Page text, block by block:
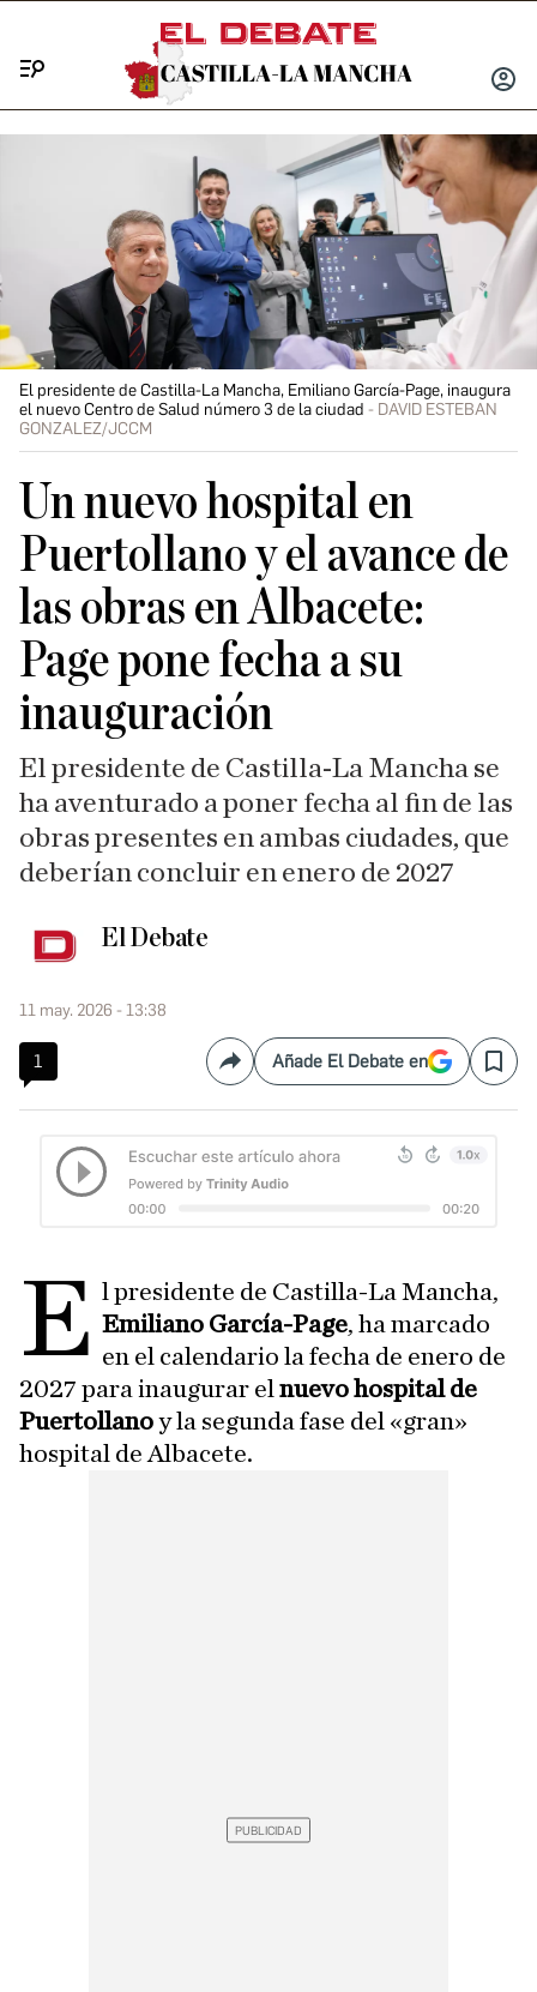
INICIAR
El presidente de Castilla-La Mancha, Emiliano García-Page, inaugura
el nuevo Centro de Salud número 3 de la ciudad
DAVID ESTEBAN
GONZALEZ/JCCM
Un nuevo hospital en
Puertollano y el avance de
las obras en Albacete:
Page pone fecha a su
inauguración
El presidente de Castilla-La Mancha se
ha aventurado a poner fecha al fin de las
obras presentes en ambas ciudades, que
deberían concluir en enero de 2027
El Debate
11 may. 2026 - 13:38
1 CompartirAñade El Debate en Save
E l presidente de Castilla-La Mancha,
Emiliano García-Page, ha marcado
en el calendario la fecha de enero de
2027 para inaugurar el nuevo hospital de
Puertollanoy la segunda fase del «gran»
hospital de Albacete.